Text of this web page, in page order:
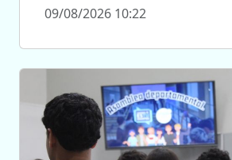
09/08/2026 10:22